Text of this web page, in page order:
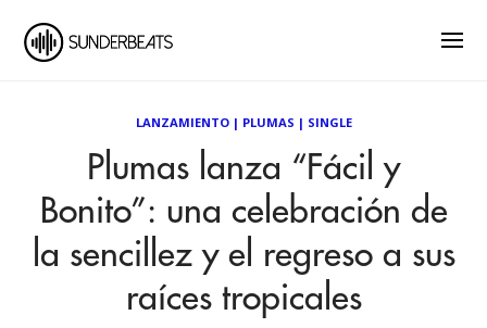
LANZAMIENTO| PLUMAS | SINGLE
Plumas lanza “Fácil y
Bonito”: una celebración de
la sencillez y el regreso a sus
raíces tropicales